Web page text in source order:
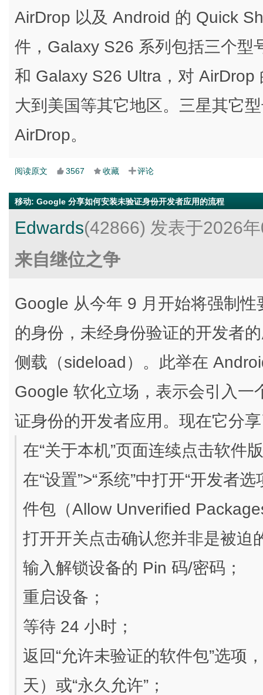
AirDrop 以及 Android 的 Quick
件，Galaxy S26 系列包括三个
和 Galaxy S26 Ultra，对
大到美国等其它地区。三星其它
AirDrop。
阅读原文 3567 收藏 评论
移动: Google 分享如何安装未验证身份开发者应用的流程
Edwards(42866) 发表于2026
来自继位之争
Google 从今年 9 月开始将强制
的身份，未经身份验证的开发者
侧载（sideload）。此举在
Google 软化立场，表示会引入
证身份的开发者应用。现在它分
在“关于本机”页面连续点击软件
在“设置”>“系统”中打开“开发者
件包（Allow Unverified
打开开关点击确认您并非是被迫
输入解锁设备的 Pin 码/密码；
重启设备；
等待 24 小时；
返回“允许未验证的软件包”选项
天）或“永久允许”；